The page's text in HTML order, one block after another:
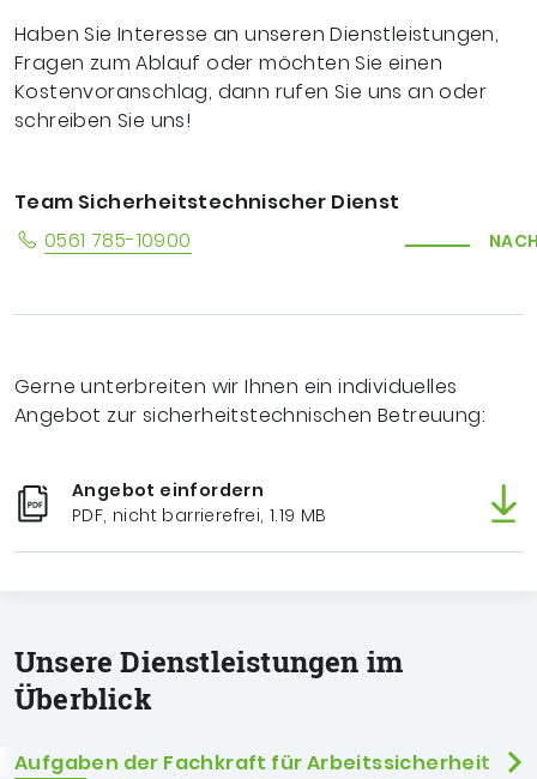
Haben Sie Interesse an unseren Dienstleistungen,
Fragen zum Ablauf oder möchten Sie einen
Kostenvoranschlag, dann rufen Sie uns an oder
schreiben Sie uns!
Team Sicherheitstechnischer Dienst
0561 785-10900
Gerne unterbreiten wir Ihnen ein individuelles
Angebot zur sicherheitstechnischen Betreuung:
Angebot einfordern
PDF, nicht barrierefrei, 1.19 MB
Unsere Dienstleistungen im
Überblick
Aufgaben der Fachkraft für Arbeitssicherheit